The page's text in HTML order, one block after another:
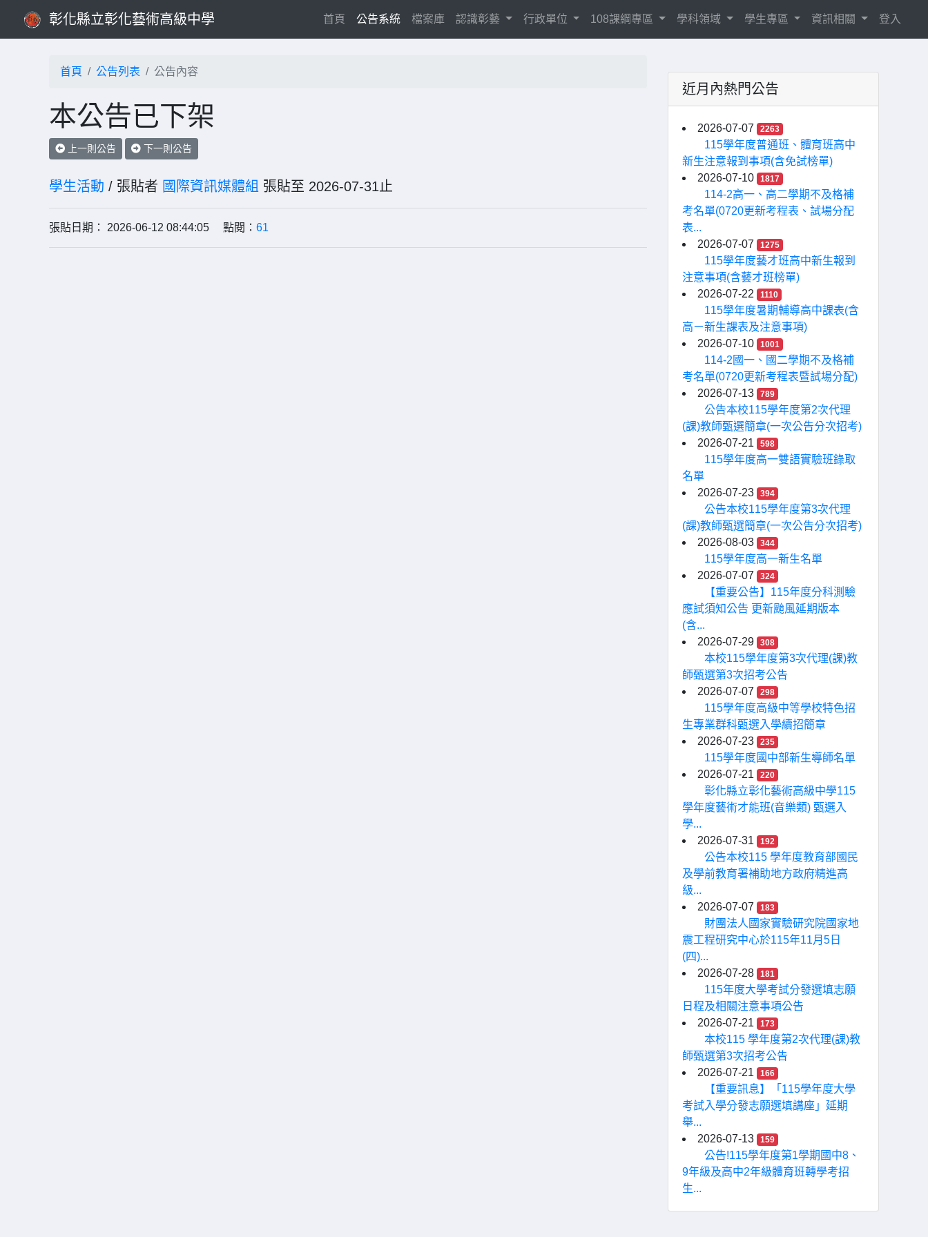
彰化縣立彰化藝術高級中學 首頁(current)
公告系統 檔案庫 認識彰藝 行政單位 108課綱專區 學科領域 學生專區 資訊相關 登入
首頁 公告列表 公告內容
本公告已下架
上一則公告 下一則公告
學生活動 / 張貼者 國際資訊媒體組 張貼至 2026-07-31止
張貼日期： 2026-06-12 08:44:05 點閱： 61
近月內熱門公告
2026-07-07 2263
115學年度普通班、體育班高中
新生注意報到事項(含免試榜單)
2026-07-10
1817
114-2高一、高二學期不及格補
考名單(0720更新考程表、試場分配
表...
2026-07-07
1275
115學年度藝才班高中新生報到
注意事項(含藝才班榜單)
2026-07-22
1110
115學年度暑期輔導高中課表(含
高ㄧ新生課表及注意事項)
2026-07-10
1001
114-2國一、國二學期不及格補
考名單(0720更新考程表暨試場分配)
2026-07-13
789
公告本校115學年度第2次代理
(課)教師甄選簡章(一次公告分次招考)
2026-07-21
598
115學年度高一雙語實驗班錄取
名單
2026-07-23
394
公告本校115學年度第3次代理
(課)教師甄選簡章(一次公告分次招考)
2026-08-03
344
115學年度高一新生名單
2026-07-07
324
【重要公告】115年度分科測驗
應試須知公告 更新颱風延期版本
(含...
2026-07-29
308
本校115學年度第3次代理(課)教
師甄選第3次招考公告
2026-07-07
298
115學年度高級中等學校特色招
生專業群科甄選入學續招簡章
2026-07-23
235
115學年度國中部新生導師名單
2026-07-21
220
彰化縣立彰化藝術高級中學115
學年度藝術才能班(音樂類) 甄選入
學...
2026-07-31
192
公告本校115 學年度教育部國民
及學前教育署補助地方政府精進高
級...
2026-07-07
183
財團法人國家實驗研究院國家地
震工程研究中心於115年11月5日
(四)...
2026-07-28
181
115年度大學考試分發選填志願
日程及相關注意事項公告
2026-07-21
173
本校115 學年度第2次代理(課)教
師甄選第3次招考公告
2026-07-21
166
【重要訊息】「115學年度大學
考試入學分發志願選填講座」延期
舉...
2026-07-13
159
公告!115學年度第1學期國中8、
9年級及高中2年級體育班轉學考招
生...